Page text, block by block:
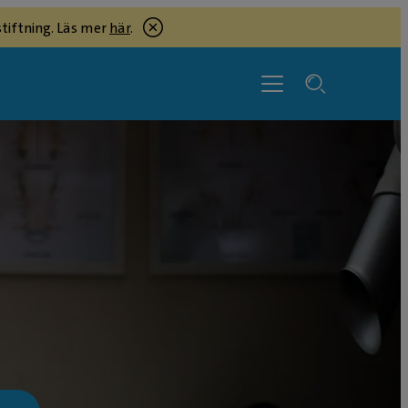
Läs merhär.